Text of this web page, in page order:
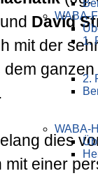
WABA-
1.
2.
WABA-
David
mit der
dies
mit einer